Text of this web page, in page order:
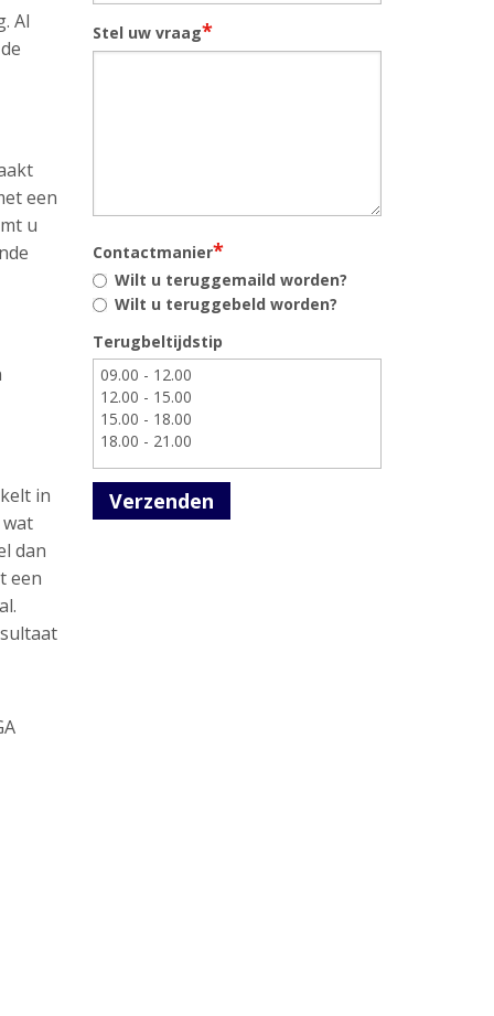
Al
een
u
in
dan
een
Stel uw vraag*
Contactmanier*
Wilt u teruggemaild worden?
Wilt u teruggebeld worden?
Terugbeltijdstip
Verzenden